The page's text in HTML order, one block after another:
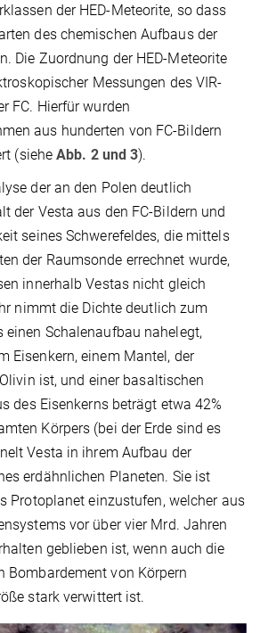
der HED-Meteorite, so dass
des chemischen Aufbaus der
Die Zuordnung der HED-Meteorite
Messungen des VIR-
FC. Hierfür wurden
aus hunderten von FC-Bildern
(sieheAbb. 2 und 3).
der an den Polen deutlich
der Vesta aus den FC-Bildern und
seines Schwerefeldes, die mittels
der Raumsonde errechnet wurde,
innerhalb Vestas nicht gleich
nimmt die Dichte deutlich zum
einen Schalenaufbau nahelegt,
Eisenkern, einem Mantel, der
ist, und einer basaltischen
des Eisenkerns beträgt etwa 42%
Körpers (bei der Erde sind es
Vesta in ihrem Aufbau der
erdähnlichen Planeten. Sie ist
Protoplanet einzustufen, welcher aus
vor über vier Mrd. Jahren
geblieben ist, wenn auch die
Bombardement von Körpern
stark verwittert ist.